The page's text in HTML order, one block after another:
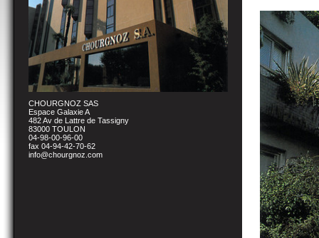
CHOURGNOZ SAS
Espace Galaxie A
482 Av de Lattre de Tassigny
83000 TOULON
04-98-00-96-00
fax 04-94-42-70-62
info@chourgnoz.com